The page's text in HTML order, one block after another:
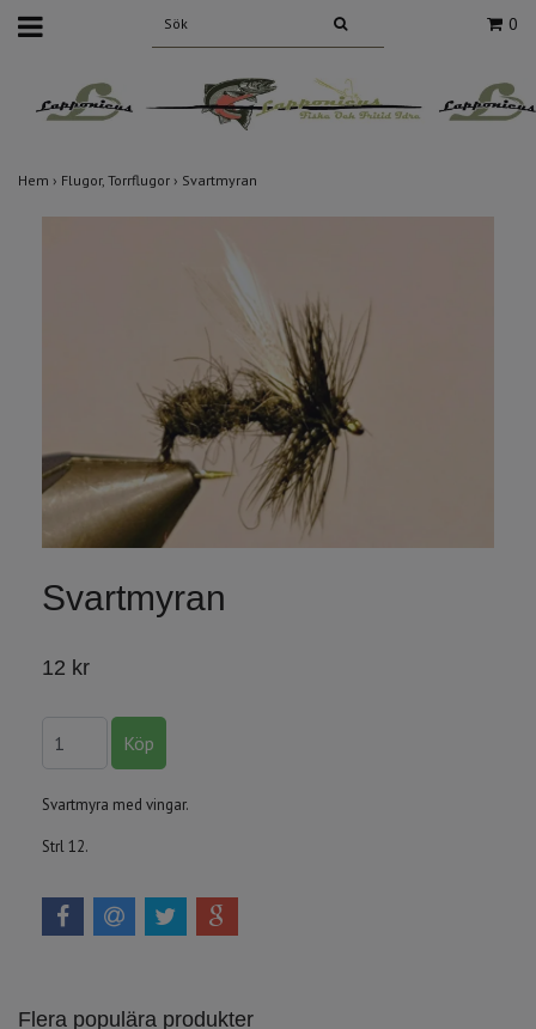
0
Hem › Flugor, Torrflugor › Svartmyran
Svartmyran
12 kr
Svartmyra med vingar.
Strl 12.
Flera populära produkter